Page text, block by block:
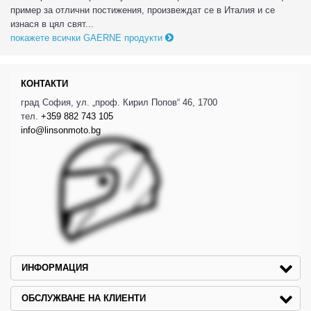
пример за отлични постижения, произвеждат се в Италия и се
изнася в цял свят...
покажете всички GAERNE продукти
КОНТАКТИ
град София, ул. „проф. Кирил Попов“ 46, 1700
тел. +359 882 743 105
info@linsonmoto.bg
ИНФОРМАЦИЯ
ОБСЛУЖВАНЕ НА КЛИЕНТИ